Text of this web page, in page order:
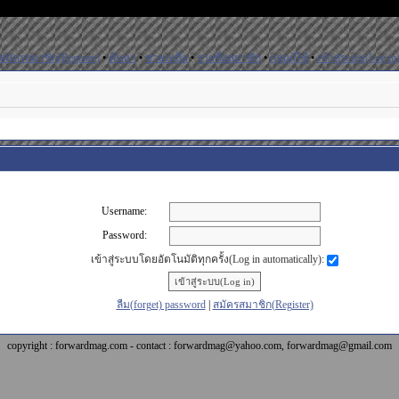
สมัครสมาชิก(Register)•ค้นหา•ช่วยเหลือ•รายชื่อสมาชิก•กลุ่มผู้ใช้•เข้าสู่ระบบ(Log in)
Username:
Password:
เข้าสู่ระบบโดยอัตโนมัติทุกครั้ง(Log in automatically):
ลืม(forget) password| สมัครสมาชิก(Register)
copyright : forwardmag.com - contact : forwardmag@yahoo.com, forwardmag@gmail.com